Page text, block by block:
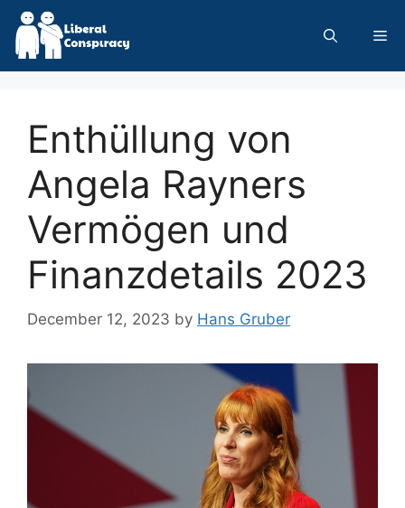
Skip
content
Enthüllung von
Angela Rayners
Vermögen und
Finanzdetails 2023
December 12, 2023 by Hans Gruber